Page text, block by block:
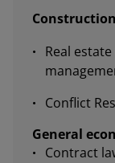
Real
Conflict
General
Contract